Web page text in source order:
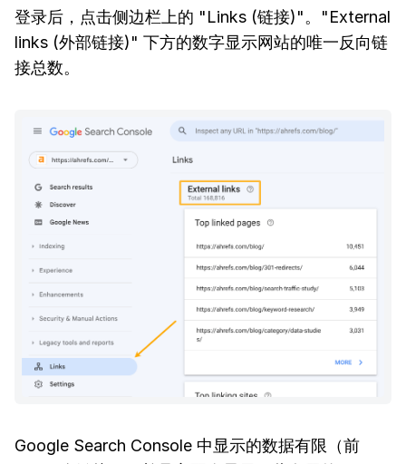
登录后，点击侧边栏上的 "Links (链接)"。"External
links (外部链接)" 下方的数字显示网站的唯一反向链
接总数。
Google Search Console 中显示的数据有限（前